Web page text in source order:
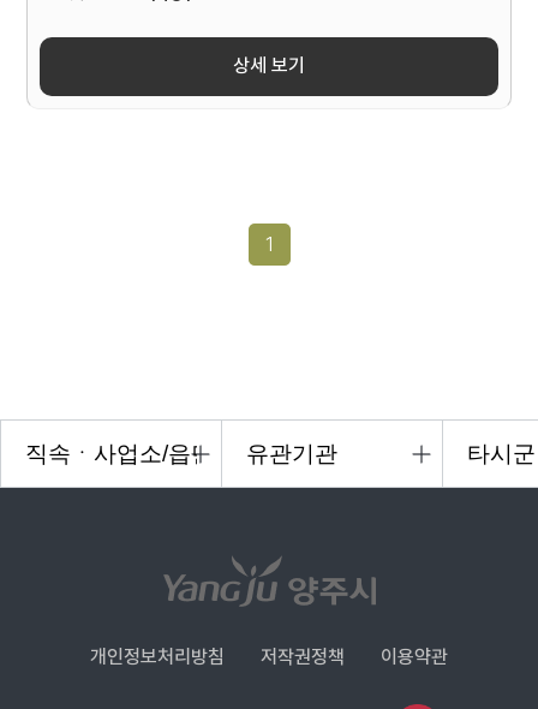
상세 보기
1
개인정보처리방침 저작권정책 이용약관